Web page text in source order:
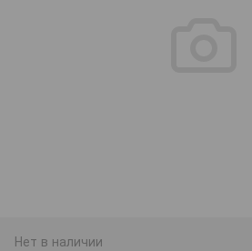
Нет в наличии